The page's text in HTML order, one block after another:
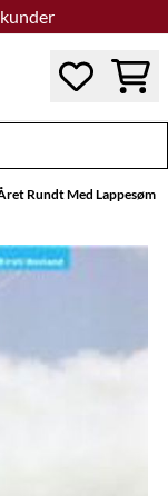
Rundt Med Lappesøm